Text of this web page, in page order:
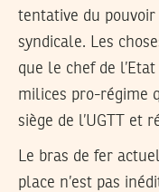
tentative du pouvoir
syndicale. Les
que le chef de
milices pro-régime
siège de l’UGTT et
Le bras de fer
place n’est pas